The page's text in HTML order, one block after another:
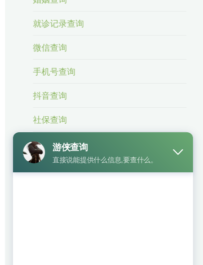
就诊记录查询
微信查询
手机号查询
抖音查询
社保查询
身份信息查询